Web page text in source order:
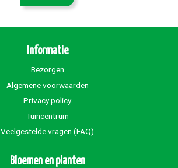
Informatie
Bezorgen
Algemene voorwaarden
Privacy policy
Tuincentrum
Veelgestelde vragen (FAQ)
Bloemen en planten